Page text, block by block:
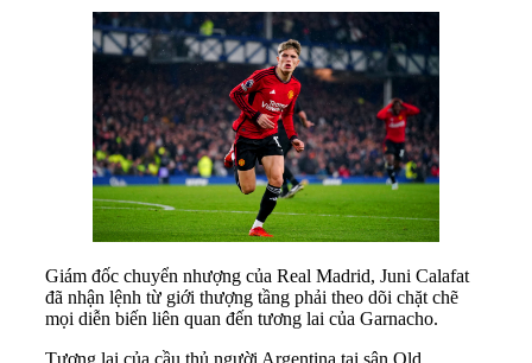
Giám đốc chuyển nhượng của Real Madrid, Juni Calafat
đã nhận lệnh từ giới thượng tầng phải theo dõi chặt chẽ
mọi diễn biến liên quan đến tương lai của Garnacho.